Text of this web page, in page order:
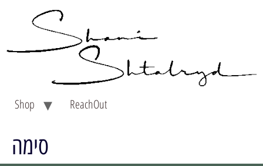
Shop ReachOut
סימה